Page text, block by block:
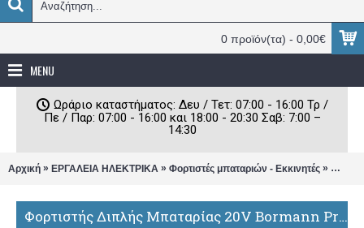
0 προϊόν(τα) - 0,00€
MENU
Ωράριο καταστήματος: Δευ / Τετ: 07:00 - 16:00 Τρ /
Πε / Παρ: 07:00 - 16:00 και 18:00 - 20:30 Σαβ: 7:00 –
14:30
Αρχική » ΕΡΓΑΛΕΙΑ ΗΛΕΚΤΡΙΚΑ » Φορτιστές μπαταριών - Εκκινητές »
Φορτιστής Διπλής Μπαταρίας 20V Bormann Pro BBP2005 036425